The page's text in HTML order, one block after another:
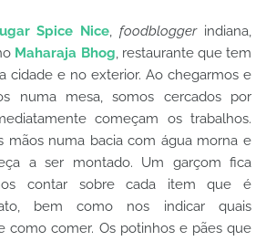
Spice Nice,foodblogger indiana,
Maharaja Bhog, restaurante que tem
cidade e no exterior. Ao chegarmos e
numa mesa, somos cercados por
começam os trabalhos.
mãos numa bacia com água morna e
a ser montado. Um garçom fica
contar sobre cada item que é
bem como nos indicar quais
como comer. Os potinhos e pães que